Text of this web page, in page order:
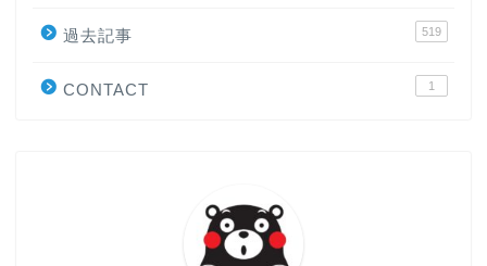
過去記事 519
CONTACT 1
大学入試英語対策講座